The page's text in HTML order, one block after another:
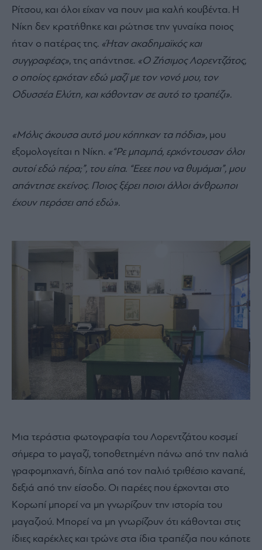
Ρίτσου, και όλοι είχαν να πουν μια καλή κουβέντα. Η
Νίκη δεν κρατήθηκε και ρώτησε την γυναίκα ποιος
ήταν ο πατέρας της. «Ήταν ακαδημαϊκός και
συγγραφέας», της απάντησε. «Ο Ζήσιμος Λορεντζάτος,
ο οποίος ερχόταν εδώ μαζί με τον νονό μου, τον
Οδυσσέα Ελύτη, και κάθονταν σε αυτό το τραπέζι».
«Μόλις άκουσα αυτό μου κόπηκαν τα πόδια», μου
εξομολογείται η Νίκη. «“Ρε μπαμπά, ερχόντουσαν όλοι
αυτοί εδώ πέρα;”, του είπα. “Εεεε που να θυμάμαι”, μου
απάντησε εκείνος. Ποιος ξέρει ποιοι άλλοι άνθρωποι
έχουν περάσει από εδώ».
Μια τεράστια φωτογραφία του Λορεντζάτου κοσμεί
σήμερα το μαγαζί, τοποθετημένη πάνω από την παλιά
γραφομηχανή, δίπλα από τον παλιό τριθέσιο καναπέ,
δεξιά από την είσοδο. Οι παρέες που έρχονται στο
Κορωπί μπορεί να μη γνωρίζουν την ιστορία του
μαγαζιού. Μπορεί να μη γνωρίζουν ότι κάθονται στις
ίδιες καρέκλες και τρώνε στα ίδια τραπέζια που κάποτε